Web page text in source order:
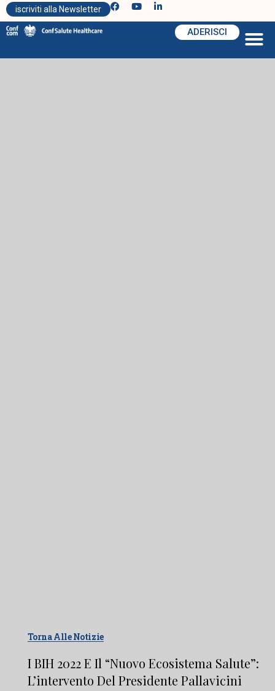
iscriviti alla Newsletter
ADERISCI
Torna Alle Notizie
I BIH 2022 E Il “nuovo Ecosistema Salute”:
L’intervento Del Presidente Pallavicini